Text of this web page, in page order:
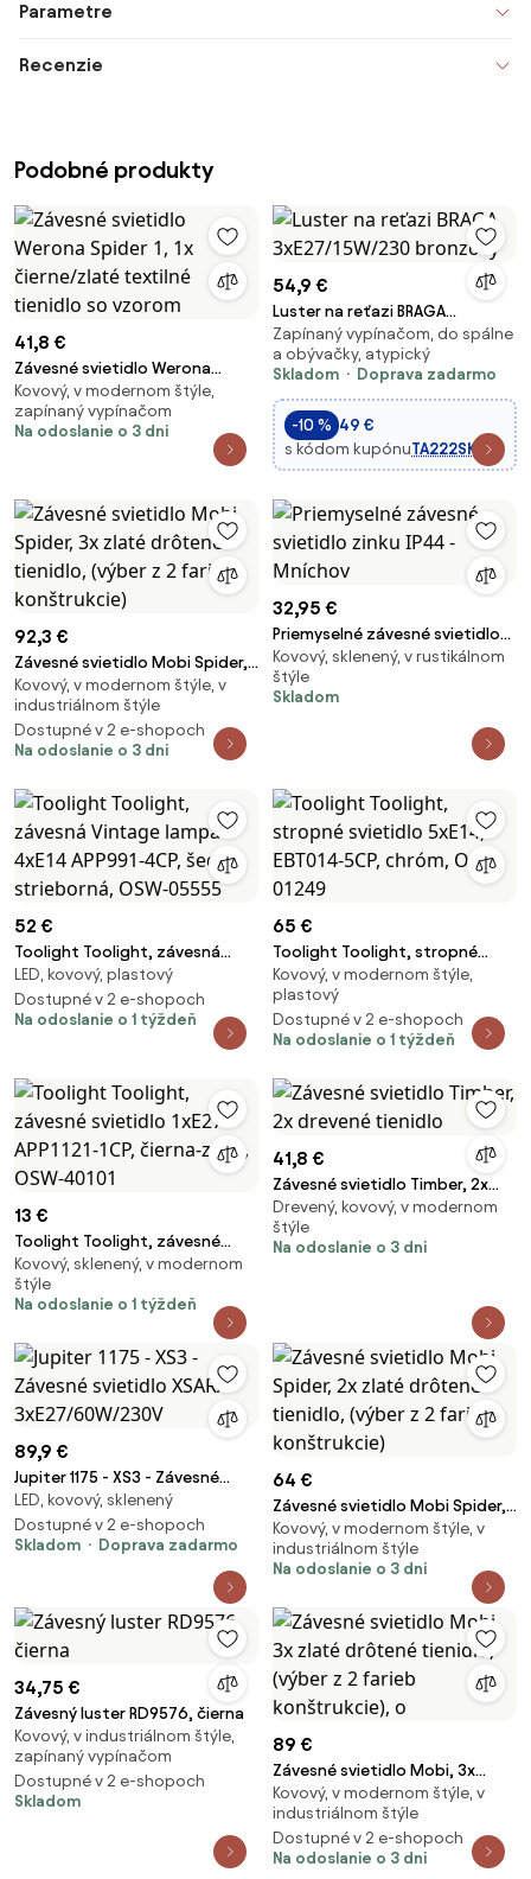
Parametre
Recenzie
Podobné produkty
41,8 €
Závesné svietidlo Werona
Spider 1, 1x čierne/zlaté textilné
tienidlo so vzorom
Kovový, v modernom štýle,
zapínaný vypínačom
Na odoslanie o 3 dni
54,9 €
Luster na reťazi BRAGA
3xE27/15W/230 bronzový
Zapínaný vypínačom, do spálne
a obývačky, atypický
Skladom
Doprava zadarmo
-10 % 49 €
s kódom kupónuTA222SK
92,3 €
Závesné svietidlo Mobi Spider,
3x zlaté drôtené tienidlo,
(výber z 2 farieb konštrukcie)
Kovový, v modernom štýle, v
industriálnom štýle
Dostupné v 2 e-shopoch
Na odoslanie o 3 dni
32,95 €
Priemyselné závesné svietidlo
zinku IP44 - Mníchov
Kovový, sklenený, v rustikálnom
štýle
Skladom
52 €
Toolight Toolight, závesná
Vintage lampa 4xE14 APP991-
4CP, šedá-strieborná, OSW-
05555
LED, kovový, plastový
Dostupné v 2 e-shopoch
Na odoslanie o 1 týždeň
65 €
Toolight Toolight, stropné
svietidlo 5xE14, EBT014-5CP,
chróm, OSW-01249
Kovový, v modernom štýle,
plastový
Dostupné v 2 e-shopoch
Na odoslanie o 1 týždeň
13 €
Toolight Toolight, závesné
svietidlo 1xE27 APP1121-1CP,
čierna-zlatá, OSW-40101
Kovový, sklenený, v modernom
štýle
Na odoslanie o 1 týždeň
41,8 €
Závesné svietidlo Timber, 2x
drevené tienidlo
Drevený, kovový, v modernom
štýle
Na odoslanie o 3 dni
89,9 €
Jupiter 1175 - XS3 - Závesné
svietidlo XSARA
3xE27/60W/230V
LED, kovový, sklenený
Dostupné v 2 e-shopoch
Skladom
Doprava zadarmo
64 €
Závesné svietidlo Mobi Spider,
2x zlaté drôtené tienidlo,
(výber z 2 farieb konštrukcie)
Kovový, v modernom štýle, v
industriálnom štýle
Na odoslanie o 3 dni
34,75 €
Závesný luster RD9576, čierna
Kovový, v industriálnom štýle,
zapínaný vypínačom
Dostupné v 2 e-shopoch
Skladom
89 €
Závesné svietidlo Mobi, 3x
zlaté drôtené tienidlo, (výber z
2 farieb konštrukcie), o
Kovový, v modernom štýle, v
industriálnom štýle
Dostupné v 2 e-shopoch
Na odoslanie o 3 dni